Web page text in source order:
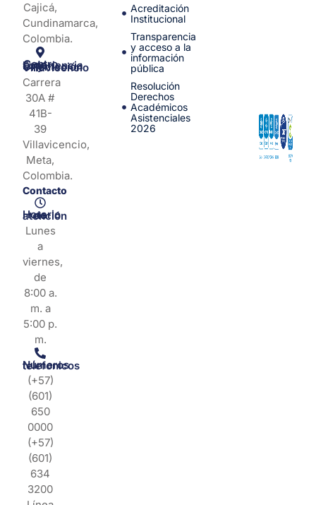
Cajicá,
Cundinamarca,
Colombia.
Centro de Experiencia y Orientación Villavicencio
Carrera
30A #
41B-
39
Villavicencio,
Meta,
Colombia.
Contacto
Horario de atención
Lunes
a
viernes,
de
8:00 a.
m. a
5:00 p.
m.
Números telefonicos
(+57)
(601)
650
0000
(+57)
(601)
634
3200
Acreditación
Institucional
Transparencia
y acceso a la
información
pública
Resolución
Derechos
Académicos
Asistenciales
2026